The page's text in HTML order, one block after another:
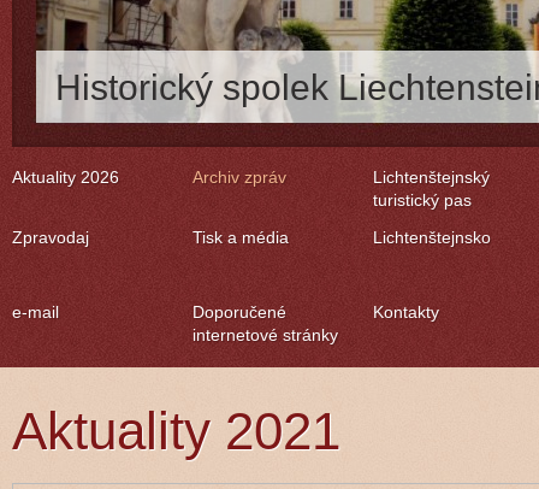
Historický spolek
Aktuality 2026 Archiv zpráv
Lichtenštejnský
turistický pas
Zpravodaj
Tisk a média Lichtenštejnsko
e-mail
Doporučené
internetové stránky
Kontakty
Aktuality 2021